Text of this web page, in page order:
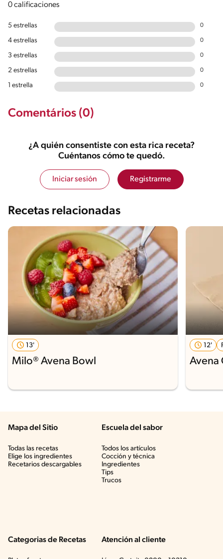
0 calificaciones
5 estrellas 0
4 estrellas 0
3 estrellas 0
2 estrellas 0
1 estrella 0
Comentários (0)
¿A quién consentiste con esta rica receta?
Cuéntanos cómo te quedó.
Iniciar sesión Registrarme
Recetas relacionadas
13'
Milo® Avena Bowl
12'
Avena
Mapa del Sitio
Todas las recetas
Elige los ingredientes
Recetarios descargables
Escuela del sabor
Todos los artículos
Cocción y técnica
Ingredientes
Tips
Trucos
Categorias de Recetas Atención al cliente